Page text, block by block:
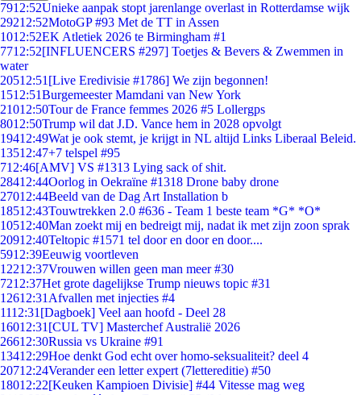
7912:52Unieke aanpak stopt jarenlange overlast in Rotterdamse wijk
29212:52MotoGP #93 Met de TT in Assen
1012:52EK Atletiek 2026 te Birmingham #1
7712:52[INFLUENCERS #297] Toetjes & Bevers & Zwemmen in
water
20512:51 [Live Eredivisie #1786] We zijn begonnen!
1512:51Burgemeester Mamdani van New York
21012:50Tour de France femmes 2026 #5 Lollergps
8012:50Trump wil dat J.D. Vance hem in 2028 opvolgt
19412:49Wat je ook stemt, je krijgt in NL altijd Links Liberaal Beleid.
13512:47+7 telspel #95
712:46[AMV] VS #1313 Lying sack of shit.
28412:44Oorlog in Oekraïne #1318 Drone baby drone
27012:44Beeld van de Dag Art Installation b
18512:43Touwtrekken 2.0 #636 - Team 1 beste team *G* *O*
10512:40Man zoekt mij en bedreigt mij, nadat ik met zijn zoon sprak
20912:40Teltopic #1571 tel door en door en door....
5912:39Eeuwig voortleven
12212:37Vrouwen willen geen man meer #30
7212:37Het grote dagelijkse Trump nieuws topic #31
12612:31 Afvallen met injecties #4
1112:31 [Dagboek] Veel aan hoofd - Deel 28
16012:31 [CUL TV] Masterchef Australië 2026
26612:30Russia vs Ukraine #91
13412:29Hoe denkt God echt over homo-seksualiteit? deel 4
20712:24Verander een letter expert (7lettereditie) #50
18012:22[Keuken Kampioen Divisie] #44 Vitesse mag weg